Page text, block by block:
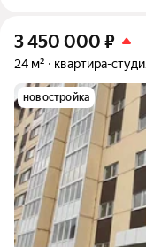
3 450 000 ₽
24 м² квартира-
новостройка